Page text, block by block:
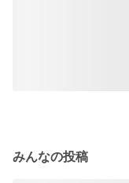
みんなの投稿